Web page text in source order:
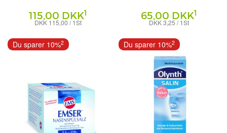
115,00 DKK1
DKK 115,00 / 1St
SIEMENS & Co
65,00 DKK1
DKK 3,25 / 1St
Uriach Germany GmbH
Du sparer 10%2 Du sparer 10%2